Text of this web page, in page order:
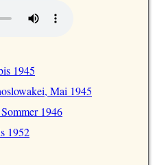
1945
Mai 1945
1946
1952